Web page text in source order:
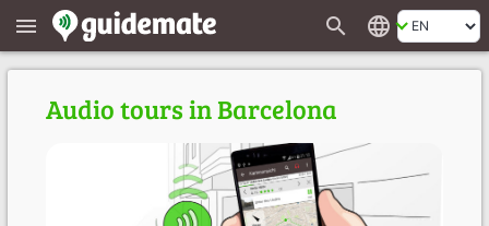
menu search language
Audio tours in Barcelona